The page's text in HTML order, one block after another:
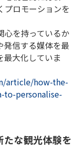
プロモーションを
心を持っているか
発信する媒体を最
最大化していま
article/how-the-
to-personalise-
たな観光体験を